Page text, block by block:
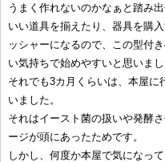
うまく作れないのかなぁと踏み出
いい道具を揃えたり、器具を購
ッシャーになるので、この型付
い気持ちで始めやすいと思いまし
それでも3カ月くらいは、本屋に
いました。
それはイースト菌の扱いや発酵
ージが頭にあったためです。
しかし、何度か本屋で気になっ